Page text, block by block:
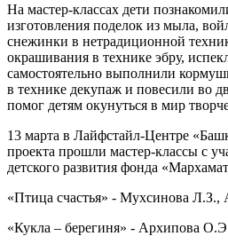
На мастер-классах дети
изготовления поделок из мыла,
снежинки в нетрадиционной
окрашивания в технике эбру,
самостоятельно выполнили
в технике декупаж и повесили во
помог детям окунуться в мир
13 марта в Лайфстайл-Центре
проекта прошли мастер-классы с
детского развития фонда
«Птица счастья» - Мухсинова Л.З.,
«Кукла – берегиня» - Архипова